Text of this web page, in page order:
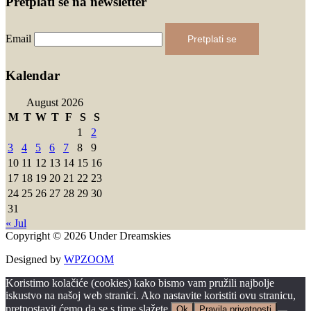
Email Pretplati se
Kalendar
August 2026
M T W T F S
S
1
2
3
4 5 6 7 8
9
10 11 12 13 14 15 16
17 18 19 20 21 22 23
24 25 26 27 28 29 30
31
« Jul
Copyright © 2026 Under Dreamskies
Designed by WPZOOM
Koristimo kolačiće (cookies) kako bismo vam pružili najbolje
iskustvo na našoj web stranici. Ako nastavite koristiti ovu stranicu,
pretpostavit ćemo da se s time slažete.